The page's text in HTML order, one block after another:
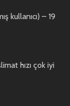
kullanıcı) – 19
hızı çok iyi